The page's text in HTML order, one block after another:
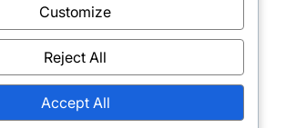
Customize
Reject All
Accept All